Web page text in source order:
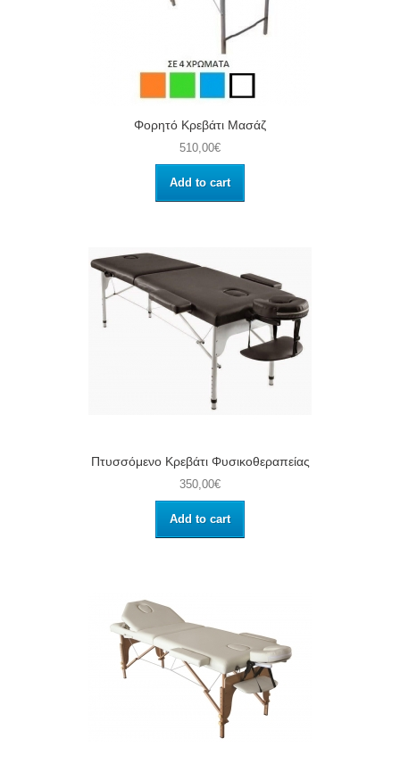
Φορητό Κρεβάτι Μασάζ
510,00€
Add to cart
Πτυσσόμενο Κρεβάτι Φυσικοθεραπείας
350,00€
Add to cart